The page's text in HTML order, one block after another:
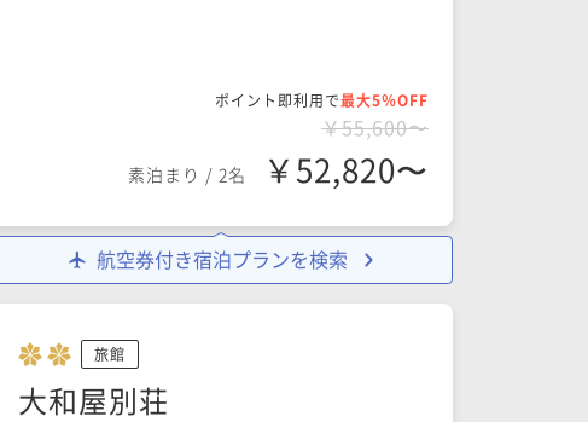
ポイント即利用で最大5％OFF
￥55,600〜
素泊まり / 2名 ￥52,820〜
航空券付き宿泊プランを検索
旅館
大和屋別荘